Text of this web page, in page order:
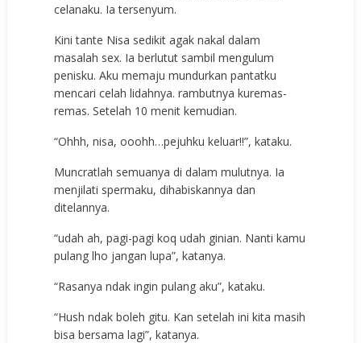
celanaku. Ia tersenyum.
Kini tante Nisa sedikit agak nakal dalam
masalah sex. Ia berlutut sambil mengulum
penisku. Aku memaju mundurkan pantatku
mencari celah lidahnya. rambutnya kuremas-
remas. Setelah 10 menit kemudian.
“Ohhh, nisa, ooohh…pejuhku keluar!!”, kataku.
Muncratlah semuanya di dalam mulutnya. Ia
menjilati spermaku, dihabiskannya dan
ditelannya.
“udah ah, pagi-pagi koq udah ginian. Nanti kamu
pulang lho jangan lupa”, katanya.
“Rasanya ndak ingin pulang aku”, kataku.
“Hush ndak boleh gitu. Kan setelah ini kita masih
bisa bersama lagi”, katanya.